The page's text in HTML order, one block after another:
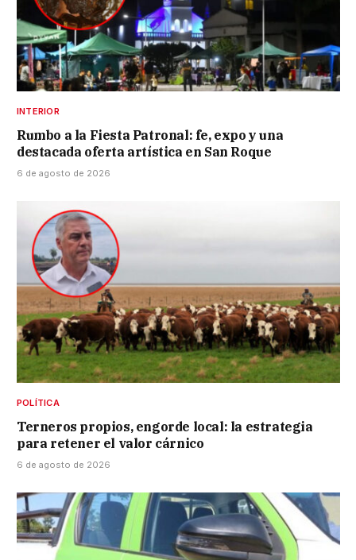
INTERIOR
Rumbo a la Fiesta Patronal: fe, expo y una
destacada oferta artística en San Roque
6 de agosto de 2026
POLÍTICA
Terneros propios, engorde local: la estrategia
para retener el valor cárnico
6 de agosto de 2026